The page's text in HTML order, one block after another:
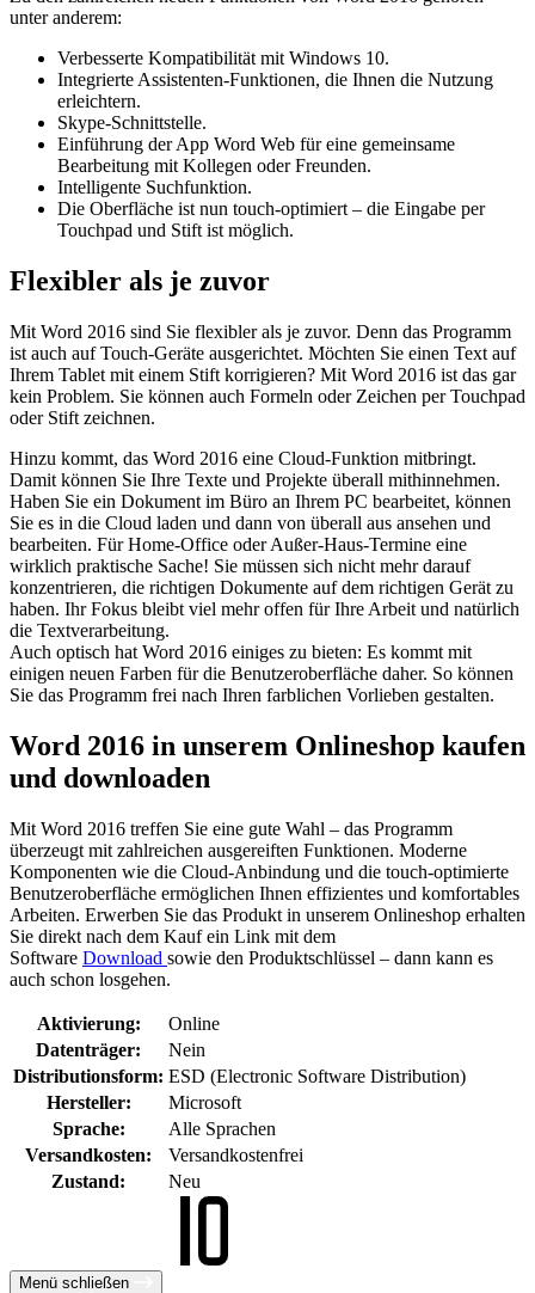
unter anderem:
Verbesserte Kompatibilität mit Windows 10.
Integrierte Assistenten-Funktionen, die Ihnen die Nutzung
erleichtern.
Skype-Schnittstelle.
Einführung der App Word Web für eine gemeinsame
Bearbeitung mit Kollegen oder Freunden.
Intelligente Suchfunktion.
Die Oberfläche ist nun touch-optimiert – die Eingabe per
Touchpad und Stift ist möglich.
Flexibler als je zuvor
Mit Word 2016 sind Sie flexibler als je zuvor. Denn das Programm
ist auch auf Touch-Geräte ausgerichtet. Möchten Sie einen Text auf
Ihrem Tablet mit einem Stift korrigieren? Mit Word 2016 ist das gar
kein Problem. Sie können auch Formeln oder Zeichen per Touchpad
oder Stift zeichnen.
Hinzu kommt, das Word 2016 eine Cloud-Funktion mitbringt.
Damit können Sie Ihre Texte und Projekte überall mithinnehmen.
Haben Sie ein Dokument im Büro an Ihrem PC bearbeitet, können
Sie es in die Cloud laden und dann von überall aus ansehen und
bearbeiten. Für Home-Office oder Außer-Haus-Termine eine
wirklich praktische Sache! Sie müssen sich nicht mehr darauf
konzentrieren, die richtigen Dokumente auf dem richtigen Gerät zu
haben. Ihr Fokus bleibt viel mehr offen für Ihre Arbeit und natürlich
die Textverarbeitung.
Auch optisch hat Word 2016 einiges zu bieten: Es kommt mit
einigen neuen Farben für die Benutzeroberfläche daher. So können
Sie das Programm frei nach Ihren farblichen Vorlieben gestalten.
Word 2016 in unserem Onlineshop kaufen
und downloaden
Mit Word 2016 treffen Sie eine gute Wahl – das Programm
überzeugt mit zahlreichen ausgereiften Funktionen. Moderne
Komponenten wie die Cloud-Anbindung und die touch-optimierte
Benutzeroberfläche ermöglichen Ihnen effizientes und komfortables
Arbeiten. Erwerben Sie das Produkt in unserem Onlineshop erhalten
Sie direkt nach dem Kauf ein Link mit dem
Software Download sowie den Produktschlüssel – dann kann es
auch schon losgehen.
Aktivierung:
Online
Datenträger:
Nein
Distributionsform: ESD (Electronic Software Distribution)
Hersteller:
Microsoft
Sprache:
Alle Sprachen
Versandkosten:
Versandkostenfrei
Zustand:
Neu
Menü schließen